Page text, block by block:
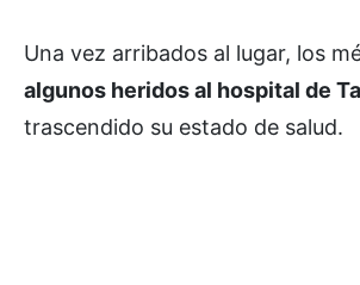
Una vez arribados al lugar, los
algunos heridos al hospital de
trascendido su estado de salud.